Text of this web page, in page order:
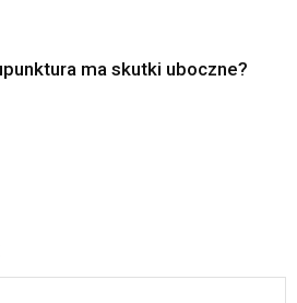
ma skutki uboczne?